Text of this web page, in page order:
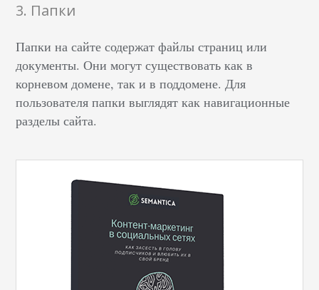
3. Папки
Папки на сайте содержат файлы страниц или
документы. Они могут существовать как в
корневом домене, так и в поддомене. Для
пользователя папки выглядят как навигационные
разделы сайта.